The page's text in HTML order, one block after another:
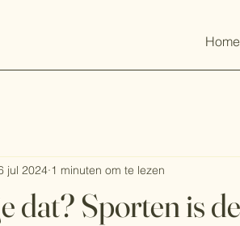
Home
dat? Sporten is
jul 2024 1 minuten om te lezen